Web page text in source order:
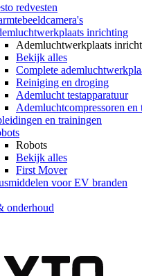
redvesten
inrichting
Ademluchtwerkplaats
Bekijk alles
Complete
Reiniging en droging
Ademlucht testapparatuur
Ademluchtcompressoren en
en trainingen
Robots
Bekijk alles
First Mover
voor EV branden
onderhoud